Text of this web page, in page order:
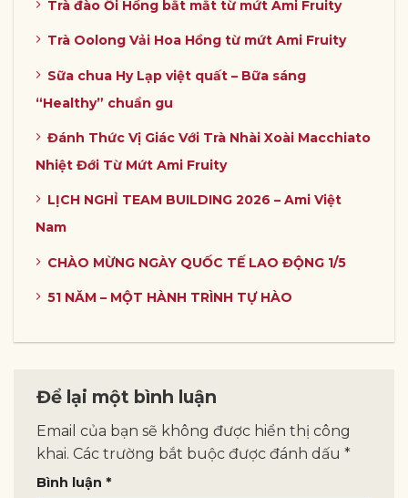
Trà đào Ổi Hồng bắt mắt từ mứt Ami Fruity
Trà Oolong Vải Hoa Hồng từ mứt Ami Fruity
Sữa chua Hy Lạp việt quất – Bữa sáng
“Healthy” chuẩn gu
Đánh Thức Vị Giác Với Trà Nhài Xoài Macchiato
Nhiệt Đới Từ Mứt Ami Fruity
LỊCH NGHỈ TEAM BUILDING 2026 – Ami Việt
Nam
CHÀO MỪNG NGÀY QUỐC TẾ LAO ĐỘNG 1/5
51 NĂM – MỘT HÀNH TRÌNH TỰ HÀO
Để lại một bình luận
Email của bạn sẽ không được hiển thị công
khai. Các trường bắt buộc được đánh dấu *
Bình luận *